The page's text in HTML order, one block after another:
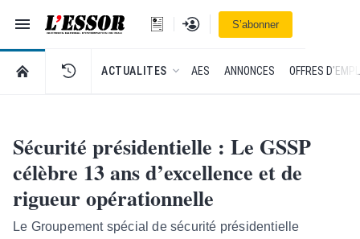
Navigation
L'Essor - retour à la une
Se connecterS’abonner
RETOUR À LA PAGE D’ACCUEIL DE L'ESSOR
ACTUALITES AES ANNONCES OFFRES
Sécurité présidentielle : Le GSSP
célèbre 13 ans d’excellence et de
rigueur opérationnelle
Le Groupement spécial de sécurité présidentielle